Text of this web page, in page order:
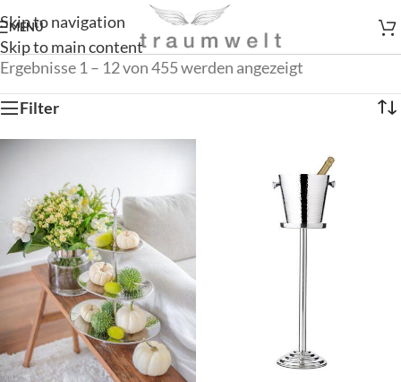
Skip to navigation
Skip to main content
MENÜ
Ergebnisse 1 – 12 von 455 werden angezeigt
Filter